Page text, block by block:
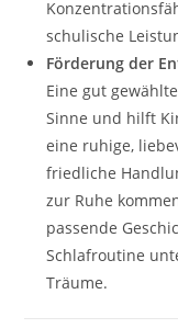
schulische
Förderung der
Eine gut
Sinne und hilft
eine ruhige,
friedliche
zur Ruhe
passende
Schlafroutine
Träume.